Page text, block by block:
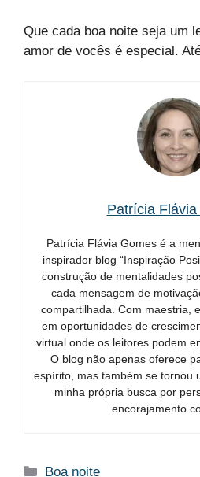
Que cada boa noite seja um
amor de vocês é especial.
Patrícia
Patrícia Flávia Gomes é a
inspirador blog “Inspiração
construção de mentalidades
cada mensagem de
compartilhada. Com maestria,
em oportunidades de
virtual onde os leitores podem
O blog não apenas oferece
espírito, mas também se tornou
minha própria busca por
encorajamento
Categorias
Boa noite